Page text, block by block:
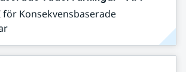
för Konsekvensbaserade